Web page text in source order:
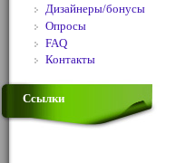
Дизайнеры/бонусы
Опросы
FAQ
Контакты
Ссылки